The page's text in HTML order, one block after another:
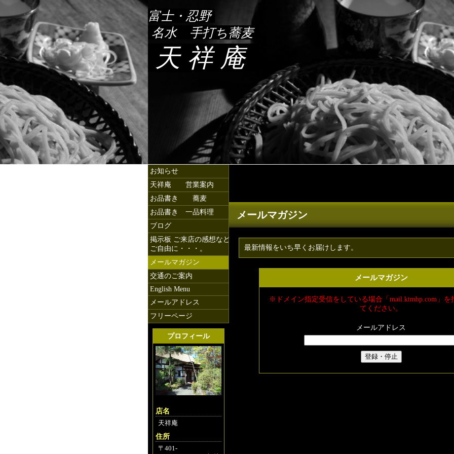
富士・忍野
名水 手打ち蕎麦
天 祥 庵
富士箱根
メールマガジン
最新情報をいち早くお届けします。
メールマガジン
※ドメイン指定受信をしている場合「mail.ktmhp.com」を
てください。
メールアドレス
お知らせ
天祥庵 営業案内
お品書き 蕎麦
お品書き 一品料理
ブログ
掲示板 ご来店の感想など
ご自由に・・・。
メールマガジン
交通のご案内
English Menu
メールアドレス
フリーページ
プロフィール
店名
天祥庵
住所
〒401-